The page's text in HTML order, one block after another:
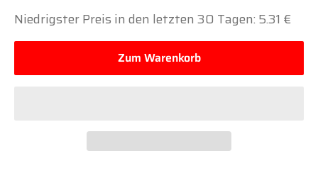
Niedrigster Preis in den letzten 30 Tagen: 5.31 €
Zum Warenkorb